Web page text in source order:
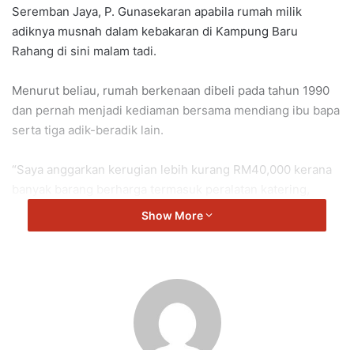
Seremban Jaya, P. Gunasekaran apabila rumah milik
adiknya musnah dalam kebakaran di Kampung Baru
Rahang di sini malam tadi.
Menurut beliau, rumah berkenaan dibeli pada tahun 1990
dan pernah menjadi kediaman bersama mendiang ibu bapa
serta tiga adik-beradik lain.
“Saya anggarkan kerugian lebih kurang RM40,000 kerana
barangan elektrik dan barangan lama di rumah itu tidak
dapat diselamatkan,” katanya kepada pemberita.
Show More